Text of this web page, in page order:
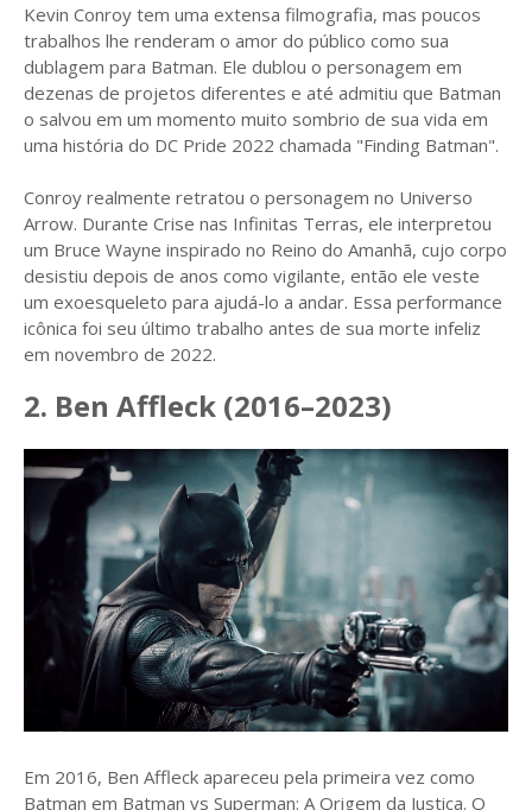
Kevin Conroy tem uma extensa filmografia, mas poucos
trabalhos lhe renderam o amor do público como sua
dublagem para Batman. Ele dublou o personagem em
dezenas de projetos diferentes e até admitiu que Batman
o salvou em um momento muito sombrio de sua vida em
uma história do DC Pride 2022 chamada "Finding Batman".
Conroy realmente retratou o personagem no Universo
Arrow. Durante Crise nas Infinitas Terras, ele interpretou
um Bruce Wayne inspirado no Reino do Amanhã, cujo corpo
desistiu depois de anos como vigilante, então ele veste
um exoesqueleto para ajudá-lo a andar. Essa performance
icônica foi seu último trabalho antes de sua morte infeliz
em novembro de 2022.
2. Ben Affleck (2016–2023)
Em 2016, Ben Affleck apareceu pela primeira vez como
Batman em Batman vs Superman: A Origem da Justiça. O